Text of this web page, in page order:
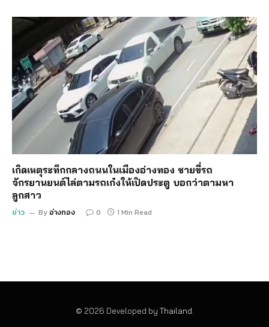
เกิดเหตุระทึกกลางถนนในเมืองอ่างทอง ชายขี่รถ
จักรยานยนต์ไล่ตามรถเก๋งให้เปิดประตู บอกว่าตามหา
ลูกสาว
ข่าว By อ่างทอง 0 1 Min Read
© 2026 Developed by Thailand